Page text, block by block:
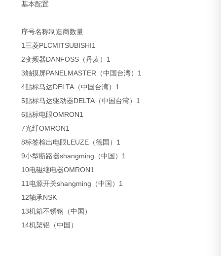
基本配置
序号名称制造商数量
1三菱PLCMITSUBISHI1
2变频器DANFOSS（丹麦）1
3触摸屏PANELMASTER（中国台湾）1
4贴标马达DELTA（中国台湾）1
5贴标马达驱动器DELTA（中国台湾）1
6贴标电眼OMRON1
7光纤OMRON1
8标签检出电眼LEUZE（德国）1
9小型断路器shangming（中国）1
10电磁继电器OMRON1
11电源开关shangming（中国）1
12轴承NSK
13机箱不锈钢（中国）
14机架铝（中国）